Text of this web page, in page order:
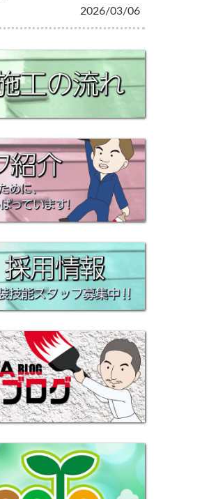
2026/03/06